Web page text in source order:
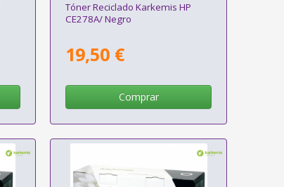
Tóner Reciclado Karkemis HP
CE278A/ Negro
19,50 €
Comprar